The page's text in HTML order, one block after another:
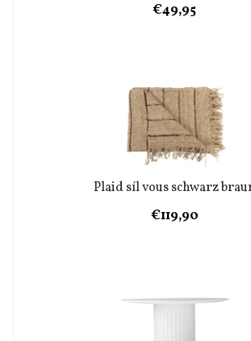
€49,95
Plaid síl vous schwarz
€119,90